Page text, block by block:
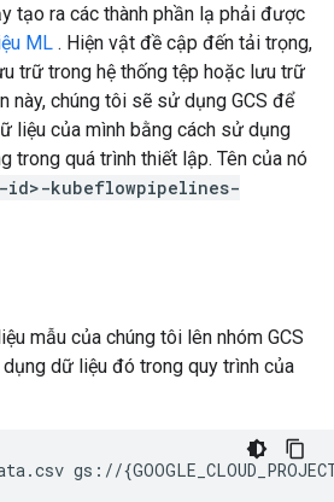
tạo ra các thành phần lạ phải được
ML . Hiện vật đề cập đến tải trọng,
trữ trong hệ thống tệp hoặc lưu trữ
này, chúng tôi sẽ sử dụng GCS để
liệu của mình bằng cách sử dụng
trong quá trình thiết lập. Tên của nó
id>-kubeflowpipelines-
mẫu của chúng tôi lên nhóm GCS
dữ liệu đó trong quy trình của
gs://{